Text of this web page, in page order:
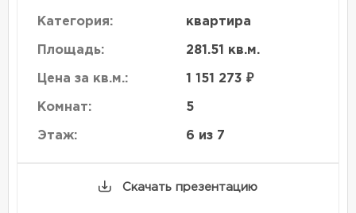
Категория: квартира
Площадь: 281.51 кв.м.
Цена за кв.м.: 1 151 273 ₽
Комнат: 5
Этаж: 6 из 7
Скачать презентацию